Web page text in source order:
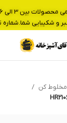
مخلوط کن
شما.شماره